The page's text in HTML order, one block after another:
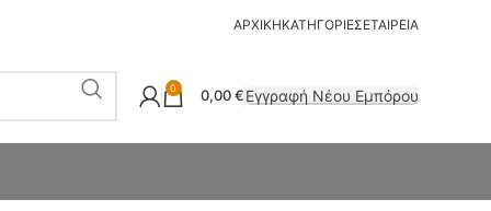
ΑΡΧΙΚΗΚΑΤΗΓΟΡΙΕΣΕΤΑΙΡΕΙΑ
0 0,00€Εγγραφή Νέου Εμπόρου